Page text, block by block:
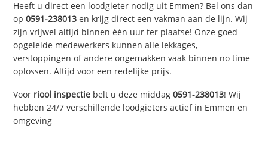
Heeft u direct een loodgieter nodig uit Emmen? Bel ons dan
op0591-238013 en krijg direct een vakman aan de lijn. Wij
zijn vrijwel altijd binnen één uur ter plaatse! Onze goed
opgeleide medewerkers kunnen alle lekkages,
verstoppingen of andere ongemakken vaak binnen no time
oplossen. Altijd voor een redelijke prijs.
Voor riool inspectie belt u deze middag0591-238013! Wij
hebben 24/7 verschillende loodgieters actief in Emmen en
omgeving